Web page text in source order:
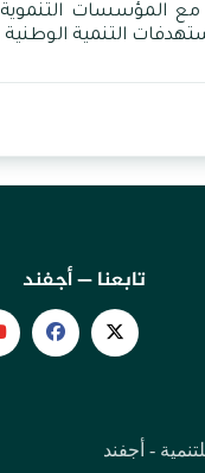
مع المؤسسات التنموية
التنمية الوطنية
تابعنا — أجفند
- أجفند